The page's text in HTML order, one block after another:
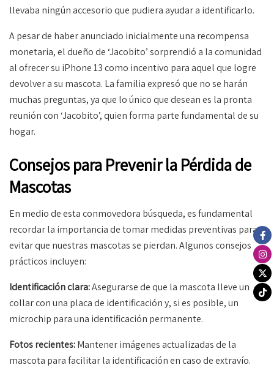
llevaba ningún accesorio que pudiera ayudar a identificarlo.
A pesar de haber anunciado inicialmente una recompensa
monetaria, el dueño de ‘Jacobito’ sorprendió a la comunidad
al ofrecer su iPhone 13 como incentivo para aquel que logre
devolver a su mascota. La familia expresó que no se harán
muchas preguntas, ya que lo único que desean es la pronta
reunión con ‘Jacobito’, quien forma parte fundamental de su
hogar.
Consejos para Prevenir la Pérdida de
Mascotas
En medio de esta conmovedora búsqueda, es fundamental
recordar la importancia de tomar medidas preventivas para
evitar que nuestras mascotas se pierdan. Algunos consejos
prácticos incluyen:
Identificación clara:Asegurarse de que la mascota lleve un
collar con una placa de identificación y, si es posible, un
microchip para una identificación permanente.
Fotos recientes:Mantener imágenes actualizadas de la
mascota para facilitar la identificación en caso de extravío.